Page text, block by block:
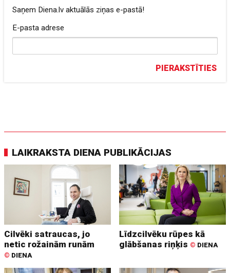
Saņem Diena.lv aktuālās ziņas e-pastā!
E-pasta adrese
PIERAKSTĪTIES
LAIKRAKSTA DIENA PUBLIKĀCIJAS
Cilvēki satraucas, jo
netic rožainām runām
© DIENA
Līdzcilvēku rūpes kā
glābšanas riņķis © DIENA